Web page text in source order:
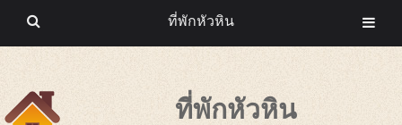
ที่พักหัวหิน
ที่พักหัวหิน